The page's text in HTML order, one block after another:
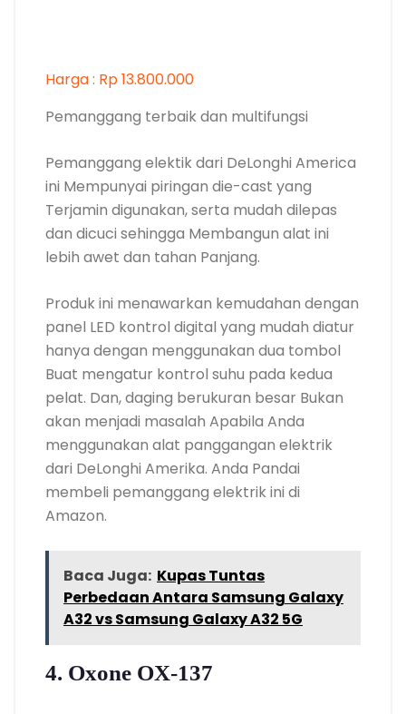
Harga : Rp 13.800.000
Pemanggang terbaik dan multifungsi
Pemanggang elektik dari DeLonghi America
ini Mempunyai piringan die-cast yang
Terjamin digunakan, serta mudah dilepas
dan dicuci sehingga Membangun alat ini
lebih awet dan tahan Panjang.
Produk ini menawarkan kemudahan dengan
panel LED kontrol digital yang mudah diatur
hanya dengan menggunakan dua tombol
Buat mengatur kontrol suhu pada kedua
pelat. Dan, daging berukuran besar Bukan
akan menjadi masalah Apabila Anda
menggunakan alat panggangan elektrik
dari DeLonghi Amerika. Anda Pandai
membeli pemanggang elektrik ini di
Amazon.
Baca Juga: Kupas Tuntas
Perbedaan Antara Samsung Galaxy
A32 vs Samsung Galaxy A32 5G
4. Oxone OX-137